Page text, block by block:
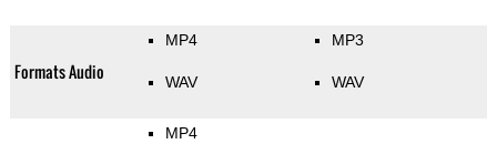
Formats Audio
MP4
WAV
MP3
WAV
MP4